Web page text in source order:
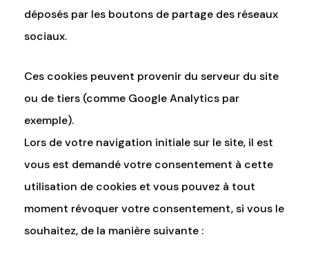
déposés par les boutons de partage des réseaux
sociaux.
Ces cookies peuvent provenir du serveur du site
ou de tiers (comme Google Analytics par
exemple).
Lors de votre navigation initiale sur le site, il est
vous est demandé votre consentement à cette
utilisation de cookies et vous pouvez à tout
moment révoquer votre consentement, si vous le
souhaitez, de la manière suivante :